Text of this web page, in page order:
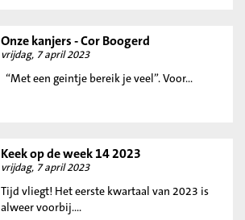
Onze kanjers - Cor Boogerd
vrijdag, 7 april 2023
“Met een geintje bereik je veel”. Voor...
Keek op de week 14 2023
vrijdag, 7 april 2023
Tijd vliegt! Het eerste kwartaal van 2023 is
alweer voorbij....